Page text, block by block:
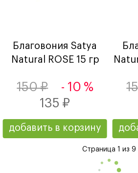
Благовония Satya
Natural ROSE 15 гр
150 ₽
- 10 %
135 ₽
добавить в корзину
Страница 1 из 9